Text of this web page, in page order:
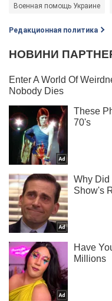
Военная помощь Украине
Редакционная политика